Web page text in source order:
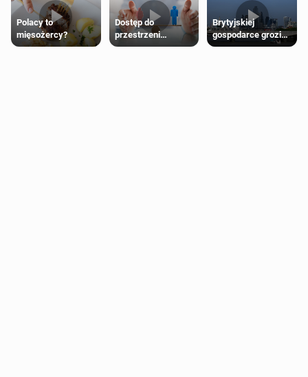
Polacy to
mięsożercy?
Dostęp do
przestrzeni
przeznaczonych
Brytyjskiej
gospodarce grozi
recesja, jeśli